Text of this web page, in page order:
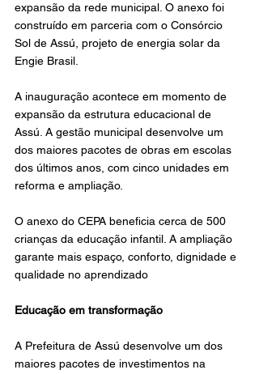
expansão da rede municipal. O anexo foi
construído em parceria com o Consórcio
Sol de Assú, projeto de energia solar da
Engie Brasil.
A inauguração acontece em momento de
expansão da estrutura educacional de
Assú. A gestão municipal desenvolve um
dos maiores pacotes de obras em escolas
dos últimos anos, com cinco unidades em
reforma e ampliação.
O anexo do CEPA beneficia cerca de 500
crianças da educação infantil. A ampliação
garante mais espaço, conforto, dignidade e
qualidade no aprendizado
Educação em transformação
A Prefeitura de Assú desenvolve um dos
maiores pacotes de investimentos na